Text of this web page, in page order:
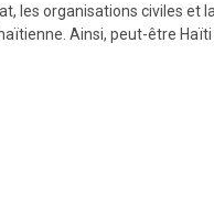
les organisations civiles et
Ainsi, peut-être